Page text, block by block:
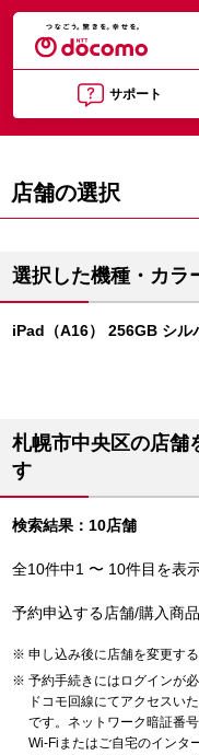
サポート
店舗の選択
選択した機種・カラ
iPad（A16） 256GB シル
札幌市中央区の店舗
す
検索結果：10店舗
全10件中1 〜 10件目を表
予約申込する店舗/購入商
申し込み後に店舗を変更す
予約手続きにはログインが必
ドコモ回線にてアクセスい
です。ネットワーク暗証番
Wi-Fiまたはご自宅のインタ